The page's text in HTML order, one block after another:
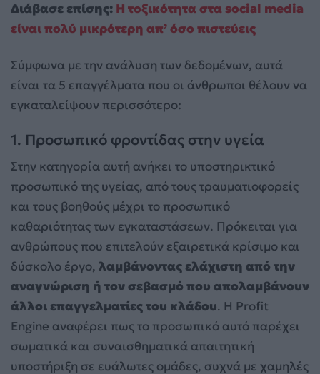
Διάβασε επίσης: Η τοξικότητα στα social media
είναι πολύ μικρότερη απ’ όσο πιστεύεις
Σύμφωνα με την ανάλυση των δεδομένων, αυτά
είναι τα 5 επαγγέλματα που οι άνθρωποι θέλουν να
εγκαταλείψουν περισσότερο:
1. Προσωπικό φροντίδας στην υγεία
Στην κατηγορία αυτή ανήκει το υποστηρικτικό
προσωπικό της υγείας, από τους τραυματιοφορείς
και τους βοηθούς μέχρι το προσωπικό
καθαριότητας των εγκαταστάσεων. Πρόκειται για
ανθρώπους που επιτελούν εξαιρετικά κρίσιμο και
δύσκολο έργο, λαμβάνοντας ελάχιστη από την
αναγνώριση ή τον σεβασμό που απολαμβάνουν
άλλοι επαγγελματίες του κλάδου. Η Profit
Engine αναφέρει πως το προσωπικό αυτό παρέχει
σωματικά και συναισθηματικά απαιτητική
υποστήριξη σε ευάλωτες ομάδες, συχνά με χαμηλές